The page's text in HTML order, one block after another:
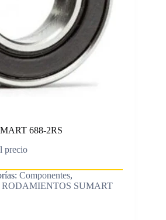
688-2RS
precio
Componentes,
RODAMIENTOS SUMART